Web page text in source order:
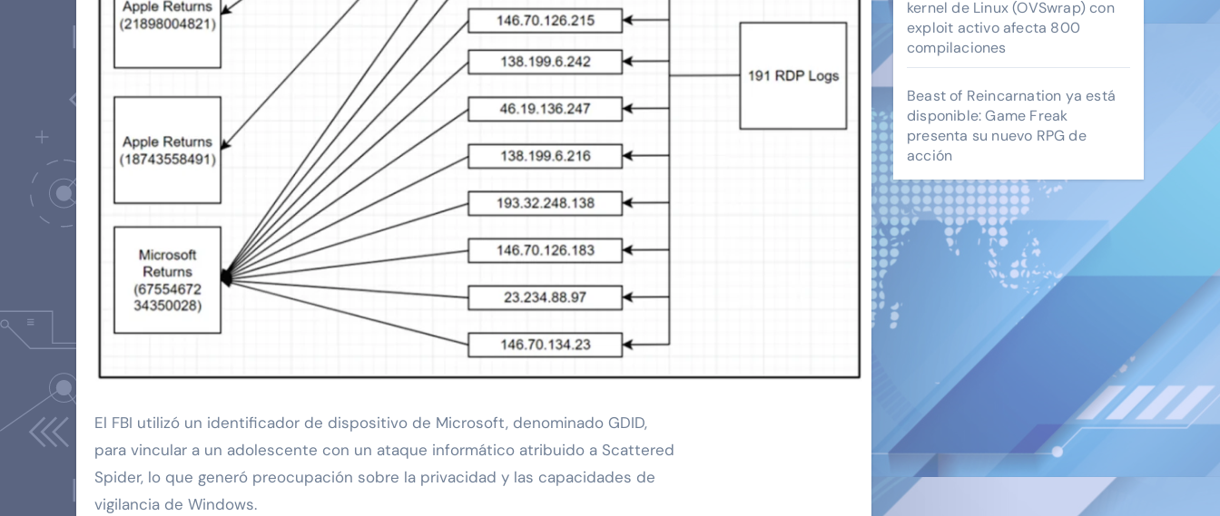
El FBI utilizó un identificador de dispositivo de Microsoft, denominado GDID,
para vincular a un adolescente con un ataque informático atribuido a Scattered
Spider, lo que generó preocupación sobre la privacidad y las capacidades de
vigilancia de Windows.
kernel de Linux (OVSwrap) con
exploit activo afecta 800
compilaciones
Beast of Reincarnation ya está
disponible: Game Freak
presenta su nuevo RPG de
acción